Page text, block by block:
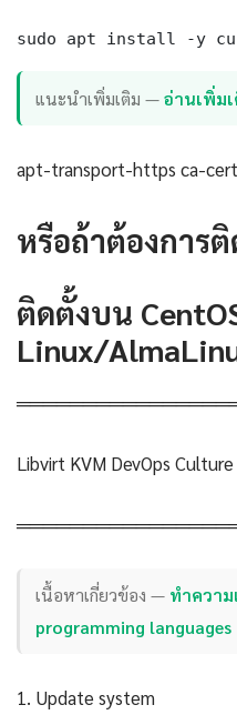
sudo apt install -y
แนะนำเพิ่มเติม —อ่านเพิ่ม
apt-transport-https ca-
หรือถ้าต้องการ
ติดตั้งบน
Linux/
Libvirt KVM DevOps
เนื้อหาเกี่ยวข้อง — ทำควา
programming languages
1. Update system